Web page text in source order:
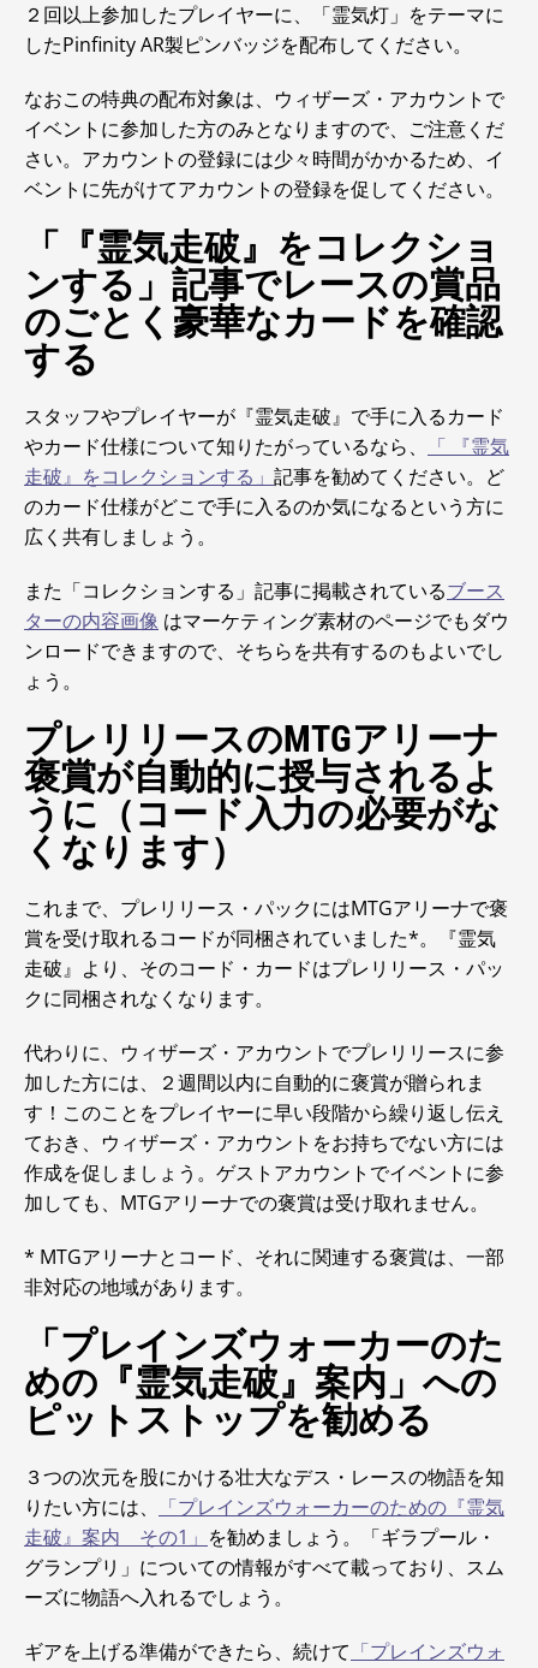
２回以上参加したプレイヤーに、「霊気灯」をテーマに
したPinfinity AR製ピンバッジを配布してください。
なおこの特典の配布対象は、ウィザーズ・アカウントで
イベントに参加した方のみとなりますので、ご注意くだ
さい。アカウントの登録には少々時間がかかるため、イ
ベントに先がけてアカウントの登録を促してください。
「『霊気走破』をコレクショ
ンする」記事でレースの賞品
のごとく豪華なカードを確認
する
スタッフやプレイヤーが『霊気走破』で手に入るカード
やカード仕様について知りたがっているなら、
「 『霊気
走破』をコレクションする」 記事を勧めてください。ど
のカード仕様がどこで手に入るのか気になるという方に
広く共有しましょう。
また「コレクションする」記事に掲載されているブース
ターの内容画像 はマーケティング素材のページでもダウ
ンロードできますので、そちらを共有するのもよいでし
ょう。
プレリリースのMTGアリーナ
褒賞が自動的に授与されるよ
うに（コード入力の必要がな
くなります）
これまで、プレリリース・パックにはMTGアリーナで褒
賞を受け取れるコードが同梱されていました*。『霊気
走破』より、そのコード・カードはプレリリース・パッ
クに同梱されなくなります。
代わりに、ウィザーズ・アカウントでプレリリースに参
加した方には、２週間以内に自動的に褒賞が贈られま
す！このことをプレイヤーに早い段階から繰り返し伝え
ておき、ウィザーズ・アカウントをお持ちでない方には
作成を促しましょう。ゲストアカウントでイベントに参
加しても、MTGアリーナでの褒賞は受け取れません。
* MTGアリーナとコード、それに関連する褒賞は、一部
非対応の地域があります。
「プレインズウォーカーのた
めの『霊気走破』案内」への
ピットストップを勧める
３つの次元を股にかける壮大なデス・レースの物語を知
りたい方には、
「プレインズウォーカーのための『霊気
走破』案内 その1」 を勧めましょう。「ギラプール・
グランプリ」についての情報がすべて載っており、スム
ーズに物語へ入れるでしょう。
ギアを上げる準備ができたら、続けて 「プレインズウォ